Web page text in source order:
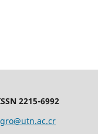
2215-6992